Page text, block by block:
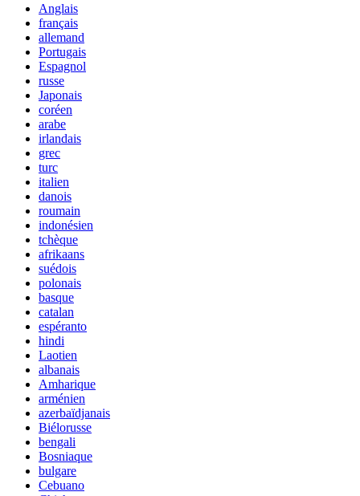
Anglais
français
allemand
Portugais
Espagnol
russe
Japonais
coréen
arabe
irlandais
grec
turc
italien
danois
roumain
indonésien
tchèque
afrikaans
suédois
polonais
basque
catalan
espéranto
hindi
Laotien
albanais
Amharique
arménien
azerbaïdjanais
Biélorusse
bengali
Bosniaque
bulgare
Cebuano